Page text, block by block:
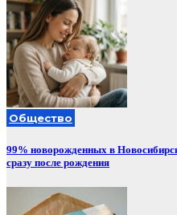
Общество
99% новорожденных в
сразу после рождения